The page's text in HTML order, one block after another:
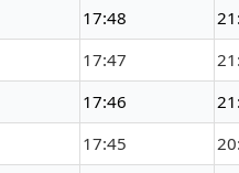
17:48
17:47
17:46
17:45